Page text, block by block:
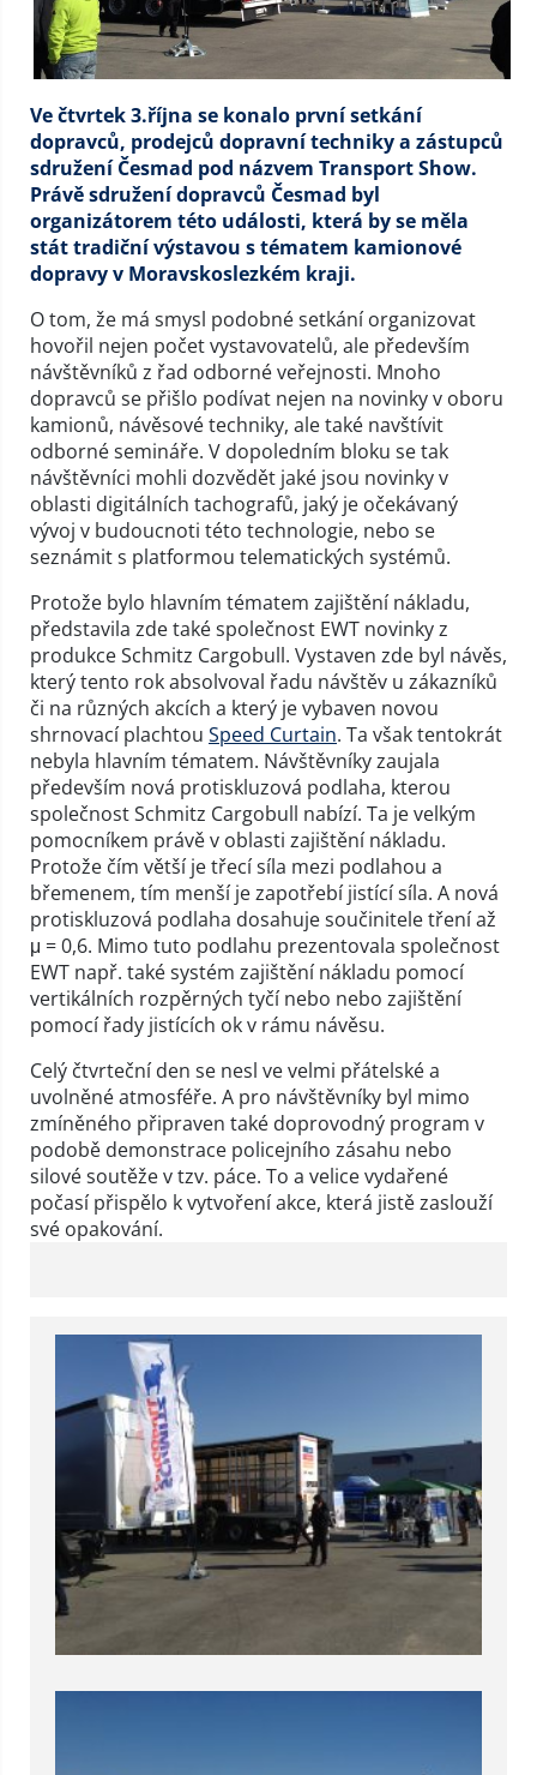
Ve čtvrtek 3.října se konalo první setkání
dopravců, prodejců dopravní techniky a zástupců
sdružení Česmad pod názvem Transport Show.
Právě sdružení dopravců Česmad byl
organizátorem této události, která by se měla
stát tradiční výstavou s tématem kamionové
dopravy v Moravskoslezkém kraji.
O tom, že má smysl podobné setkání organizovat
hovořil nejen počet vystavovatelů, ale především
návštěvníků z řad odborné veřejnosti. Mnoho
dopravců se přišlo podívat nejen na novinky v oboru
kamionů, návěsové techniky, ale také navštívit
odborné semináře. V dopoledním bloku se tak
návštěvníci mohli dozvědět jaké jsou novinky v
oblasti digitálních tachografů, jaký je očekávaný
vývoj v budoucnoti této technologie, nebo se
seznámit s platformou telematických systémů.
Protože bylo hlavním tématem zajištění nákladu,
představila zde také společnost EWT novinky z
produkce Schmitz Cargobull. Vystaven zde byl návěs,
který tento rok absolvoval řadu návštěv u zákazníků
či na různých akcích a který je vybaven novou
shrnovací plachtou Speed Curtain. Ta však tentokrát
nebyla hlavním tématem. Návštěvníky zaujala
především nová protiskluzová podlaha, kterou
společnost Schmitz Cargobull nabízí. Ta je velkým
pomocníkem právě v oblasti zajištění nákladu.
Protože čím větší je třecí síla mezi podlahou a
břemenem, tím menší je zapotřebí jistící síla. A nová
protiskluzová podlaha dosahuje součinitele tření až
μ = 0,6. Mimo tuto podlahu prezentovala společnost
EWT např. také systém zajištění nákladu pomocí
vertikálních rozpěrných tyčí nebo nebo zajištění
pomocí řady jistících ok v rámu návěsu.
Celý čtvrteční den se nesl ve velmi přátelské a
uvolněné atmosféře. A pro návštěvníky byl mimo
zmíněného připraven také doprovodný program v
podobě demonstrace policejního zásahu nebo
silové soutěže v tzv. páce. To a velice vydařené
počasí přispělo k vytvoření akce, která jistě zaslouží
své opakování.